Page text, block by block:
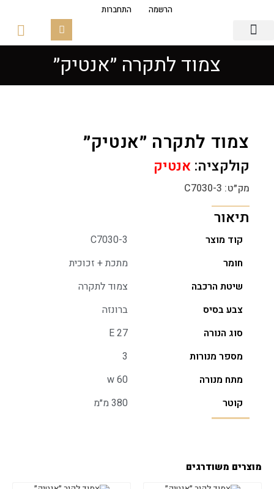
הרשמה התחברות
צמוד לתקרה ״אנטיק״
צמוד לתקרה ״אנטיק״
קולקציה: אנטיק
מק״ט: C7030-3
תיאור
קוד מוצר
C7030-3
חומר
מתכת + זכוכית
שיטת הרכבה
צמוד לתקרה
צבע בסיס
ברונזה
סוג הנורה
E 27
מספר מנורות
3
מתח מנורה
w 60
קוטר
380 מ״מ
מוצרים משודרגים